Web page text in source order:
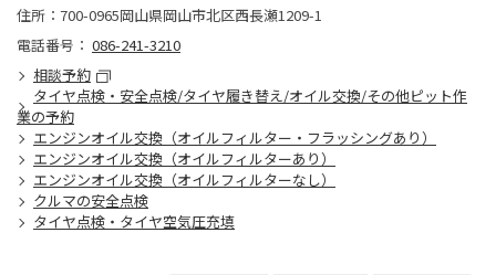
住所：700-0965岡山県岡山市北区西長瀬1209-1
電話番号： 086-241-3210
相談予約
タイヤ点検・安全点検/タイヤ履き替え/オイル交換/その他ピット作
業の予約
エンジンオイル交換（オイルフィルター・フラッシングあり）
エンジンオイル交換（オイルフィルターあり）
エンジンオイル交換（オイルフィルターなし）
クルマの安全点検
タイヤ点検・タイヤ空気圧充填